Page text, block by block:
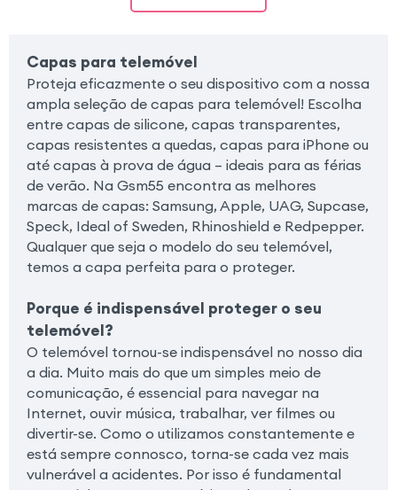
Capas para telemóvel
Proteja eficazmente o seu dispositivo com a nossa
ampla seleção de capas para telemóvel! Escolha
entre capas de silicone, capas transparentes,
capas resistentes a quedas, capas para iPhone ou
até capas à prova de água – ideais para as férias
de verão. Na Gsm55 encontra as melhores
marcas de capas: Samsung, Apple, UAG, Supcase,
Speck, Ideal of Sweden, Rhinoshield e Redpepper.
Qualquer que seja o modelo do seu telemóvel,
temos a capa perfeita para o proteger.
Porque é indispensável proteger o seu
telemóvel?
O telemóvel tornou-se indispensável no nosso dia
a dia. Muito mais do que um simples meio de
comunicação, é essencial para navegar na
Internet, ouvir música, trabalhar, ver filmes ou
divertir-se. Como o utilizamos constantemente e
está sempre connosco, torna-se cada vez mais
vulnerável a acidentes. Por isso é fundamental